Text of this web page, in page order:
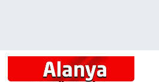
Alanyum
Alanya Hava Durumu